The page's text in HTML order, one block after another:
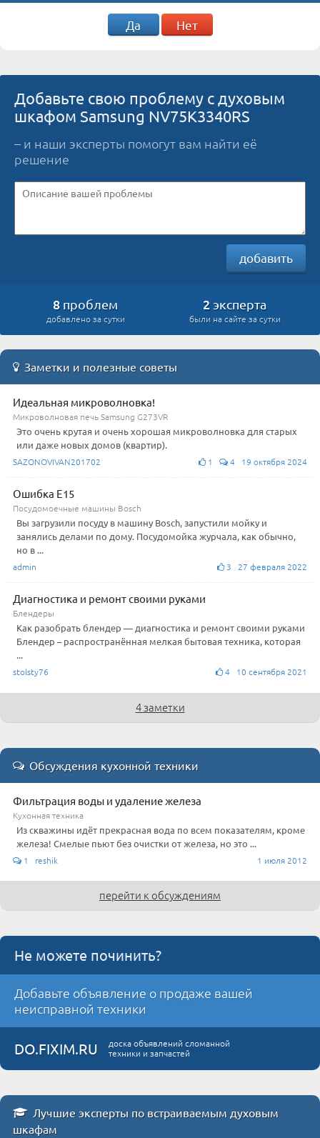
Да Нет
Добавьте свою проблему с духовым
шкафом Samsung NV75K3340RS
– и наши эксперты помогут вам найти её
решение
добавить
8 проблем
добавлено за сутки
2 эксперта
были на сайте за сутки
Заметки и полезные советы
Идеальная микроволновка!
Микроволновая печь Samsung G273VR
Это очень крутая и очень хорошая микроволновка для старых
или даже новых домов (квартир).
SAZONOVIVAN201702 1 4 19 октября 2024
Ошибка E15
Посудомоечные машины Bosch
Вы загрузили посуду в машину Bosch, запустили мойку и
занялись делами по дому. Посудомойка журчала, как обычно,
но в ...
admin 3 27 февраля 2022
Диагностика и ремонт своими руками
Блендеры
Как разобрать блендер — диагностика и ремонт своими руками
Блендер – распространённая мелкая бытовая техника, которая
...
stolsty76 4 10 сентября 2021
4 заметки
Обсуждения кухонной техники
Фильтрация воды и удаление железа
Кухонная техника
Из скважины идёт прекрасная вода по всем показателям, кроме
железа! Смелые пьют без очистки от железа, но это ...
1 reshik 1 июля 2012
перейти к обсуждениям
Не можете починить?
Добавьте объявление о продаже вашей
неисправной техники
DO.FIXIM.RU
доска объявлений сломанной
техники и запчастей
Лучшие эксперты по встраиваемым духовым
шкафам